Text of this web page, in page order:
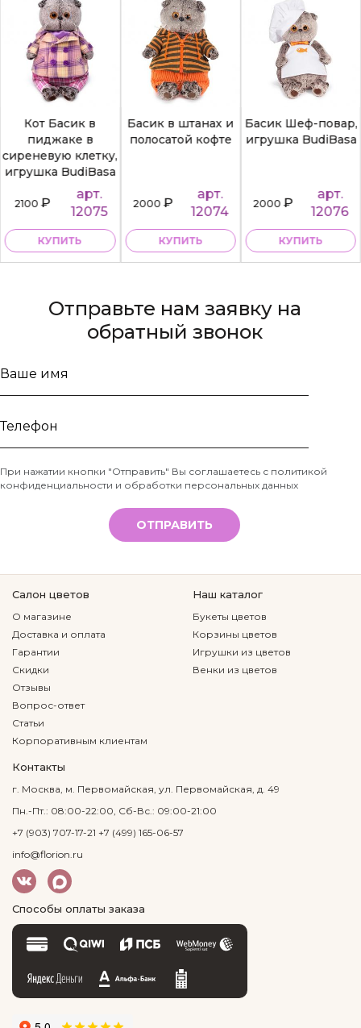
Кот Басик в
пиджаке в
сиреневую клетку,
игрушка BudiBasa
2100₽
арт.
12075
КУПИТЬ
Басик в штанах и
полосатой кофте
2000₽
арт.
12074
КУПИТЬ
Басик Шеф-повар,
игрушка BudiBasa
2000₽
арт.
12076
КУПИТЬ
Отправьте нам заявку на
обратный звонок
Ваше
Телефон
*
При нажатии кнопки "Отправить" Вы соглашаетесь с политикой
конфиденциальности и обработки персональных данных
ОТПРАВИТЬ
Салон цветов
О магазине
Доставка и оплата
Гарантии
Скидки
Отзывы
Вопрос-ответ
Статьи
Корпоративным клиентам
Наш каталог
Букеты цветов
Корзины цветов
Игрушки из цветов
Венки из цветов
Контакты
г. Москва, м. Первомайская, ул. Первомайская, д. 49
Пн.-Пт.: 08:00-22:00, Сб-Вс.: 09:00-21:00
+7 (903) 707-17-21 +7 (499) 165-06-57
info@florion.ru
Способы оплаты заказа